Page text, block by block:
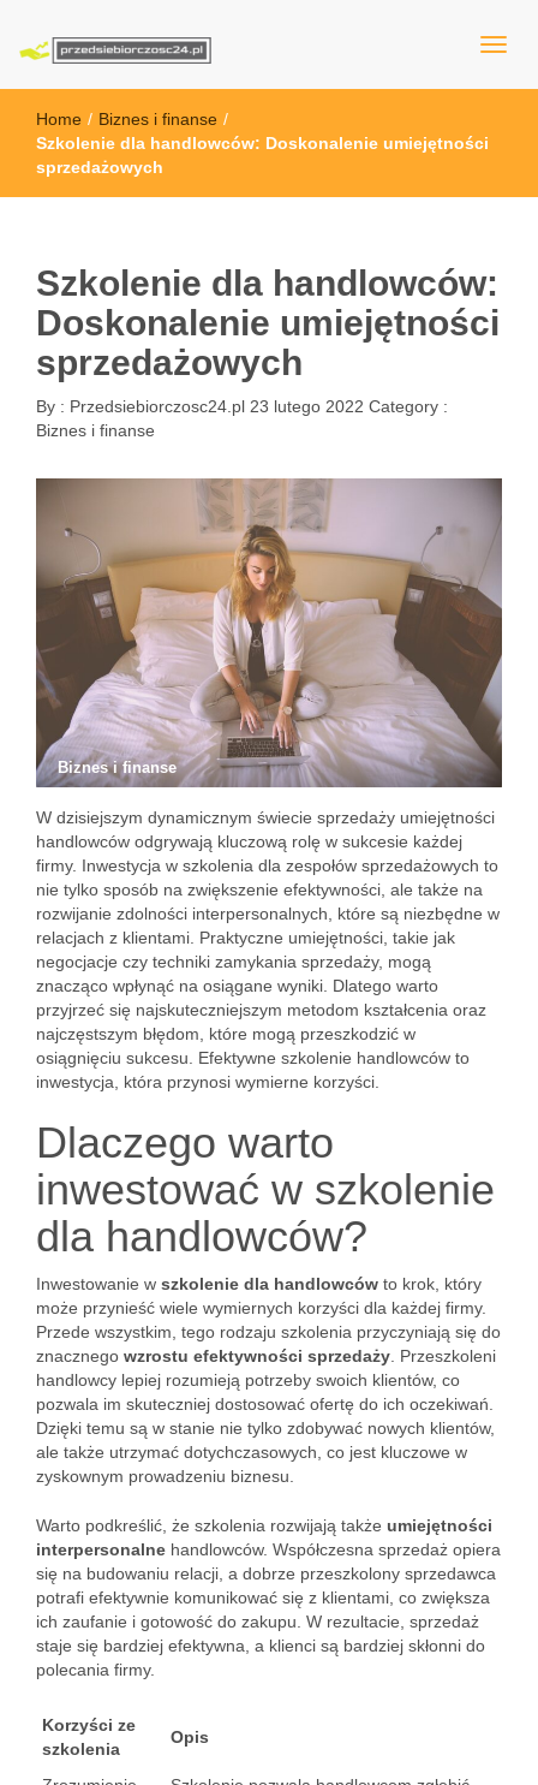
przedsiebiorczosc24.pl
Home / Biznes i finanse /
Szkolenie dla handlowców: Doskonalenie umiejętności
sprzedażowych
Szkolenie dla handlowców:
Doskonalenie umiejętności
sprzedażowych
By : Przedsiebiorczosc24.pl 23 lutego 2022 Category :
Biznes i finanse
Biznes i finanse
W dzisiejszym dynamicznym świecie sprzedaży umiejętności
handlowców odgrywają kluczową rolę w sukcesie każdej
firmy. Inwestycja w szkolenia dla zespołów sprzedażowych to
nie tylko sposób na zwiększenie efektywności, ale także na
rozwijanie zdolności interpersonalnych, które są niezbędne w
relacjach z klientami. Praktyczne umiejętności, takie jak
negocjacje czy techniki zamykania sprzedaży, mogą
znacząco wpłynąć na osiągane wyniki. Dlatego warto
przyjrzeć się najskuteczniejszym metodom kształcenia oraz
najczęstszym błędom, które mogą przeszkodzić w
osiągnięciu sukcesu. Efektywne szkolenie handlowców to
inwestycja, która przynosi wymierne korzyści.
Dlaczego warto
inwestować w szkolenie
dla handlowców?
Inwestowanie w szkolenie dla handlowców to krok, który
może przynieść wiele wymiernych korzyści dla każdej firmy.
Przede wszystkim, tego rodzaju szkolenia przyczyniają się do
znacznego wzrostu efektywności sprzedaży . Przeszkoleni
handlowcy lepiej rozumieją potrzeby swoich klientów, co
pozwala im skuteczniej dostosować ofertę do ich oczekiwań.
Dzięki temu są w stanie nie tylko zdobywać nowych klientów,
ale także utrzymać dotychczasowych, co jest kluczowe w
zyskownym prowadzeniu biznesu.
Warto podkreślić, że szkolenia rozwijają także umiejętności
interpersonalne handlowców. Współczesna sprzedaż opiera
się na budowaniu relacji, a dobrze przeszkolony sprzedawca
potrafi efektywnie komunikować się z klientami, co zwiększa
ich zaufanie i gotowość do zakupu. W rezultacie, sprzedaż
staje się bardziej efektywna, a klienci są bardziej skłonni do
polecania firmy.
Korzyści ze
szkolenia
Opis